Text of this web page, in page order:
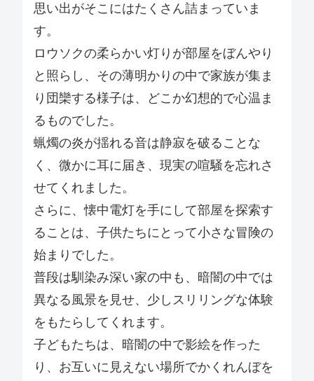
思い出がそこにはたくさん詰まっていま
す。
ロウソクの柔らかい灯りが部屋をぼんやり
と照らし、その薄明かりの中で家族が集ま
り団欒する様子は、どこか幻想的で心温ま
るものでした。
蝋燭の炎が揺れる音は静寂を破ることな
く、微かに耳に届き、現実の喧騒を忘れさ
せてくれました。
さらに、懐中電灯を手にして部屋を探索す
ることは、子供たちにとって小さな冒険の
始まりでした。
普段は馴染み深い家の中も、暗闇の中では
異なる風景を見せ、少しスリリングな体験
をもたらしてくれます。
子どもたちは、暗闇の中で影絵を作った
り、お互いに見えない場所でかくれんぼを